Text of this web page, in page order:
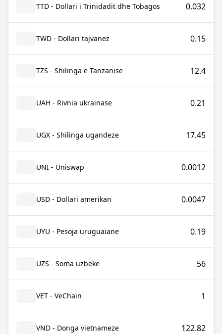
TTD - Dollari i Trinidadit dhe Tobagos 0.032
TWD - Dollari tajvanez 0.15
TZS - Shilinga e Tanzanisë 12.4
UAH - Rivnia ukrainase 0.21
UGX - Shilinga ugandeze 17.45
UNI - Uniswap 0.0012
USD - Dollari amerikan 0.0047
UYU - Pesoja uruguaiane 0.19
UZS - Soma uzbeke 56
VET - VeChain 1
VND - Donga vietnameze 122.82